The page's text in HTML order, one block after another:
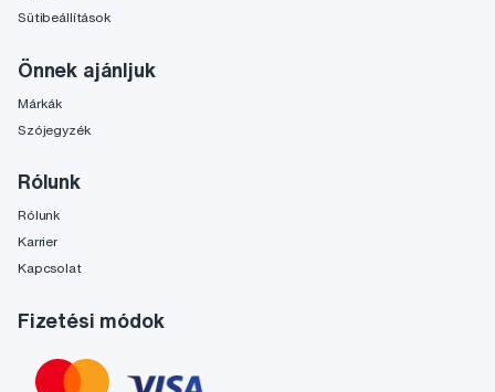
Sütibeállítások
Önnek ajánljuk
Márkák
Szójegyzék
Rólunk
Rólunk
Karrier
Kapcsolat
Fizetési módok